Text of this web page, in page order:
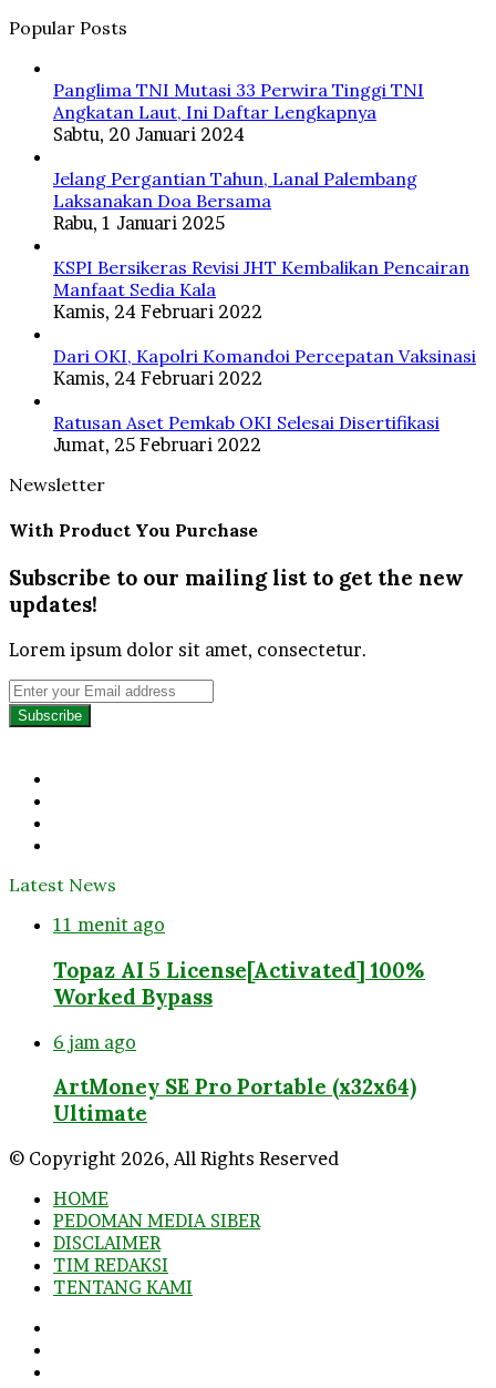
Popular Posts
Panglima TNI Mutasi 33 Perwira Tinggi TNI
Angkatan Laut, Ini Daftar Lengkapnya
Sabtu, 20 Januari 2024
Jelang Pergantian Tahun, Lanal Palembang
Laksanakan Doa Bersama
Rabu, 1 Januari 2025
KSPI Bersikeras Revisi JHT Kembalikan Pencairan
Manfaat Sedia Kala
Kamis, 24 Februari 2022
Dari OKI, Kapolri Komandoi Percepatan Vaksinasi
Kamis, 24 Februari 2022
Ratusan Aset Pemkab OKI Selesai Disertifikasi
Jumat, 25 Februari 2022
Newsletter
With Product You Purchase
Subscribe to our mailing list to get the new
updates!
Lorem ipsum dolor sit amet, consectetur.
Enter
your
Email
Latest News
11 menit ago
Topaz AI 5 License[Activated] 100%
Worked Bypass
6 jam ago
ArtMoney SE Pro Portable (x32x64)
Ultimate
© Copyright 2026, All Rights Reserved
HOME
PEDOMAN MEDIA SIBER
DISCLAIMER
TIM REDAKSI
TENTANG KAMI